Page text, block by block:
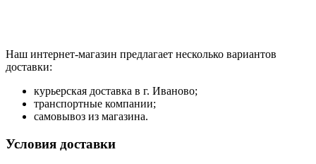
Наш интернет-магазин предлагает несколько вариантов
доставки:
курьерская доставка в г. Иваново;
транспортные компании;
самовывоз из магазина.
Условия доставки